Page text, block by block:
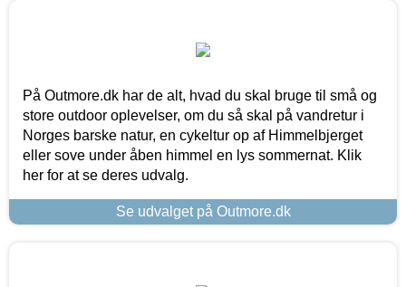
På Outmore.dk har de alt, hvad du skal bruge til små og
store outdoor oplevelser, om du så skal på vandretur i
Norges barske natur, en cykeltur op af Himmelbjerget
eller sove under åben himmel en lys sommernat. Klik
her for at se deres udvalg.
Se udvalget på Outmore.dk